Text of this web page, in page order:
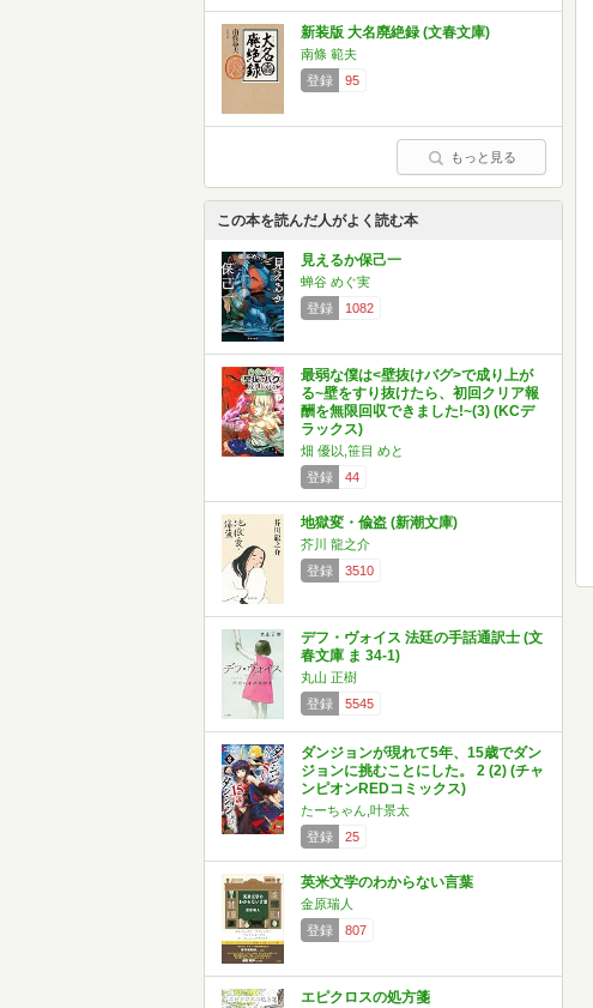
新装版 大名廃絶録 (文春文庫)
南條 範夫
登録
95
もっと見る
この本を読んだ人がよく読む本
見えるか保己一
蝉谷 めぐ実
登録
1082
最弱な僕は<壁抜けバグ>で成り上が
る~壁をすり抜けたら、初回クリア報
酬を無限回収できました!~(3) (KCデ
ラックス)
畑 優以,笹目 めと
登録
44
地獄変・偸盗 (新潮文庫)
芥川 龍之介
登録
3510
デフ・ヴォイス 法廷の手話通訳士 (文
春文庫 ま 34-1)
丸山 正樹
登録
5545
ダンジョンが現れて5年、15歳でダン
ジョンに挑むことにした。 2 (2) (チャ
ンピオンREDコミックス)
たーちゃん,叶景太
登録
25
英米文学のわからない言葉
金原瑞人
登録
807
エピクロスの処方箋